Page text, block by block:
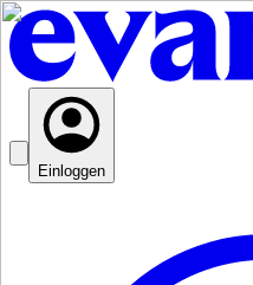
Einloggen